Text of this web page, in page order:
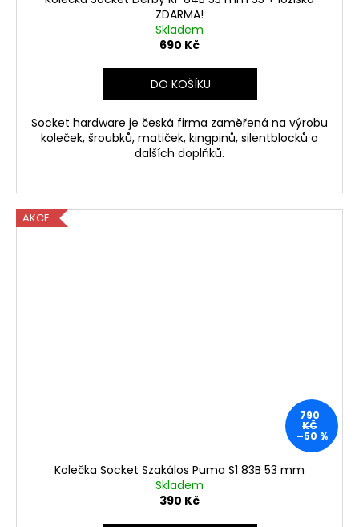
ZDARMA!
Skladem
690 Kč
DO KOŠÍKU
Socket hardware je česká firma zaměřená na výrobu
koleček, šroubků, matiček, kingpinů, silentblocků a
dalších doplňků.
AKCE
790
KČ
–50 %
Kolečka Socket Szakálos Puma S1 83B 53 mm
Skladem
390 Kč